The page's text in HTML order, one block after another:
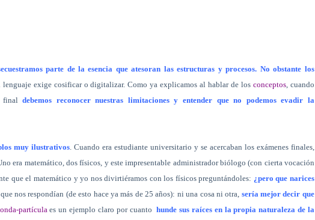
parte de la esencia que atesoran las estructuras y procesos. No obstante los
lenguaje exige cosificar o digitalizar. Como ya explicamos al hablar de los conceptos, cuando
finaldebemos reconocer nuestras limitaciones y entender que no podemos evadir la
muy ilustrativos. Cuando era estudiante universitario y se acercaban los exámenes finales,
era matemático, dos físicos, y este impresentable administrador biólogo (con cierta vocación
que el matemático y yo nos divirtiéramos con los físicos preguntándoles: ¿pero que narices
nos respondían (de esto hace ya más de 25 años): ni una cosa ni otra, sería mejor decir que
partículaes un ejemplo claro por cuanto hunde sus raíces en la propia naturaleza de la